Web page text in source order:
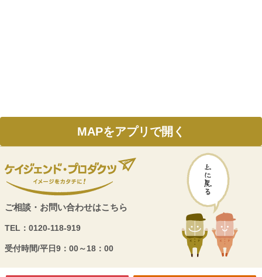
MAPをアプリで開く
ご相談・お問い合わせはこちら
TEL： 0120-118-919
受付時間/平日9：00～18：00